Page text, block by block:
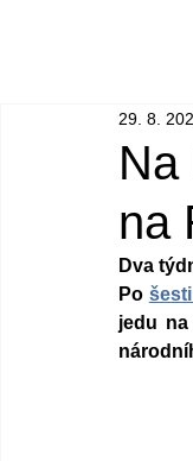
Na
na
29. 8.
Dva
Po
jedu na